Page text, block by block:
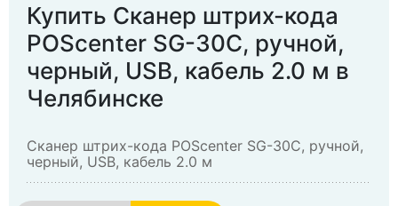
Купить Сканер штрих-кода
POScenter SG-30C, ручной,
черный, USB, кабель 2.0 м в
Челябинске
Сканер штрих-кода POScenter SG-30C, ручной,
черный, USB, кабель 2.0 м